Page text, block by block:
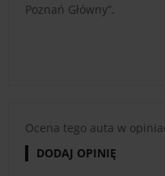
Poznań Główny”.
Ocena tego auta w
DODAJ OPINIĘ